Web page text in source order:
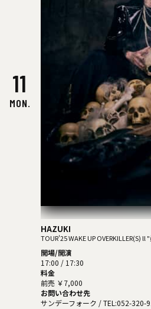
11
MON.
HAZUKI
TOUR'25 WAKE UP OVERKILLER(S) ll
開場/開演
17:00 / 17:30
料金
前売 ￥7,000
お問い合わせ先
サンデーフォーク / TEL:052-320-